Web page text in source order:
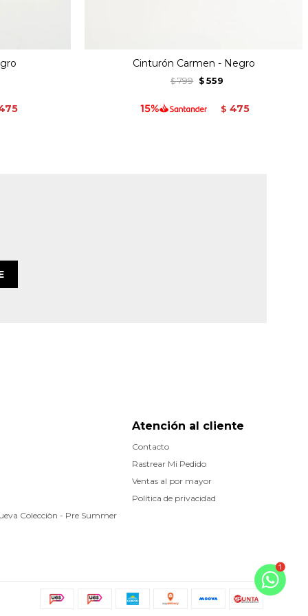
Cinturón Carmen - Negro
$ 799 $ 559
$ 475
Atención al cliente
Contacto
Rastrear Mi Pedido
Ventas al por mayor
Política de privacidad
Colecciòn - Pre Summer